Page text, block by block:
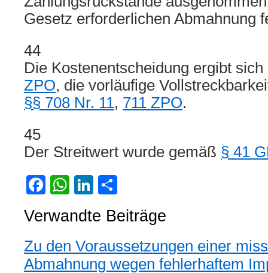
Gesetz erforderlichen Abmahnung
44
Die Kostenentscheidung ergibt
ZPO, die vorläufige
§§ 708 Nr. 11, 711 ZPO.
45
Der Streitwert wurde gemäß § 41
Facebook
WhatsApp
LinkedIn
Verwandte Beiträge
Zu den Voraussetzungen einer
Abmahnung wegen fehlerhaftem